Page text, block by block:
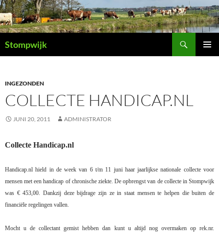
Ga
naar
de
inhoud
Stompwijk
INGEZONDEN
COLLECTE HANDICAP.NL
JUNI 20, 2011 ADMINISTRATOR
Collecte Handicap.nl
Handicap.nl hield in de week van 6 t/m 11 juni haar jaarlijkse nationale collecte voor
mensen met een handicap of chronische ziekte. De opbrengst van de collecte in Stompwijk
was € 453,00. Dankzij deze bijdrage zijn ze in staat mensen te helpen die buiten de
financiële regelingen vallen.
Mocht u de collectant gemist hebben dan kunt u altijd nog overmaken op rek.nr.